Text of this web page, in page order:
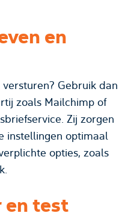
en
Gebruik dan
zoals Mailchimp of
Zij zorgen
instellingen optimaal
opties, zoals
en test